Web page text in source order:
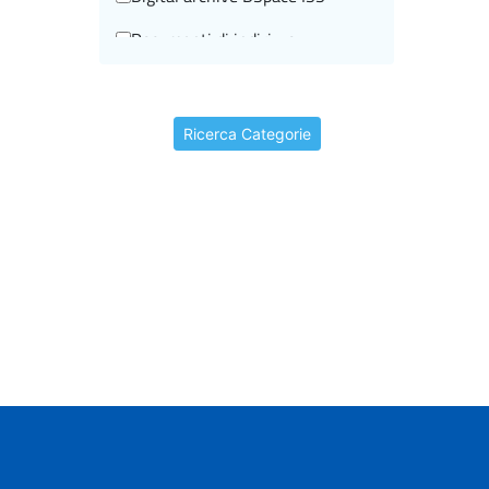
Documenti di indirizzo
Events Ricerca Categorie